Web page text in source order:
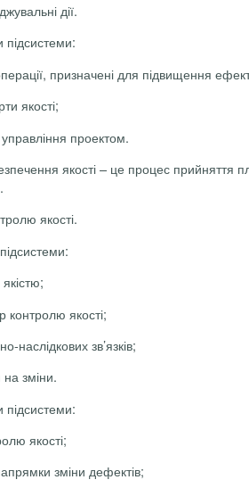
дії.
підсистеми:
призначені для підвищення
якості;
проектом.
якості – це процес прийняття
якості.
контролю якості;
наслідкових зв’язків;
на зміни.
підсистеми:
якості;
зміни дефектів;